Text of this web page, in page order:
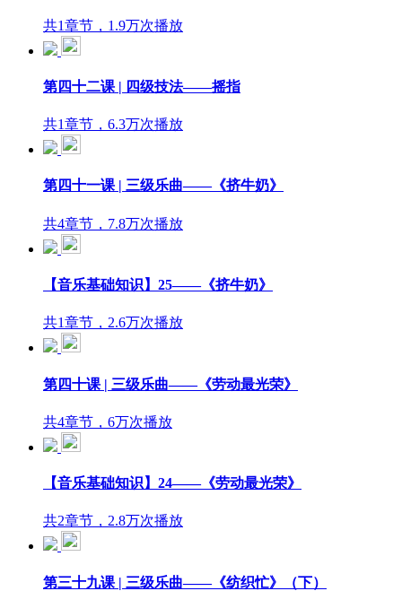
共1章节，1.9万次播放
第四十二课 | 四级技法——摇指
共1章节，6.3万次播放
第四十一课 | 三级乐曲——《挤牛奶》
共4章节，7.8万次播放
【音乐基础知识】25——《挤牛奶》
共1章节，2.6万次播放
第四十课 | 三级乐曲——《劳动最光荣》
共4章节，6万次播放
【音乐基础知识】24——《劳动最光荣》
共2章节，2.8万次播放
第三十九课 | 三级乐曲——《纺织忙》（下）